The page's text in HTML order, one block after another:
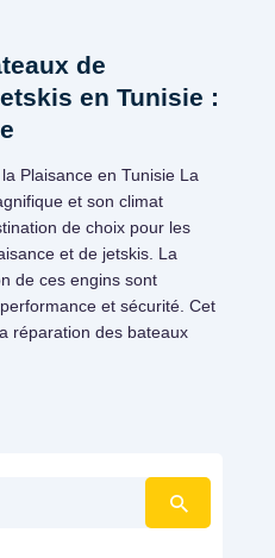
de
en Tunisie :
Plaisance en Tunisie La
et son climat
de choix pour les
et de jetskis. La
de ces engins sont
et sécurité. Cet
réparation des bateaux